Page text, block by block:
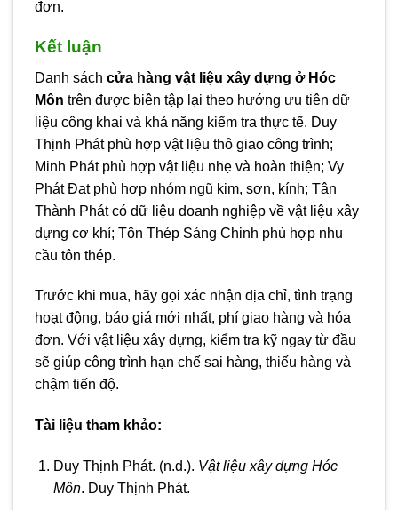
đơn.
Kết luận
Danh sách cửa hàng vật liệu xây dựng ở Hóc
Môn trên được biên tập lại theo hướng ưu tiên dữ
liệu công khai và khả năng kiểm tra thực tế. Duy
Thịnh Phát phù hợp vật liệu thô giao công trình;
Minh Phát phù hợp vật liệu nhẹ và hoàn thiện; Vy
Phát Đạt phù hợp nhóm ngũ kim, sơn, kính; Tân
Thành Phát có dữ liệu doanh nghiệp về vật liệu xây
dựng cơ khí; Tôn Thép Sáng Chinh phù hợp nhu
cầu tôn thép.
Trước khi mua, hãy gọi xác nhận địa chỉ, tình trạng
hoạt động, báo giá mới nhất, phí giao hàng và hóa
đơn. Với vật liệu xây dựng, kiểm tra kỹ ngay từ đầu
sẽ giúp công trình hạn chế sai hàng, thiếu hàng và
chậm tiến độ.
Tài liệu tham khảo:
Duy Thịnh Phát. (n.d.). Vật liệu xây dựng Hóc
Môn. Duy Thịnh Phát.